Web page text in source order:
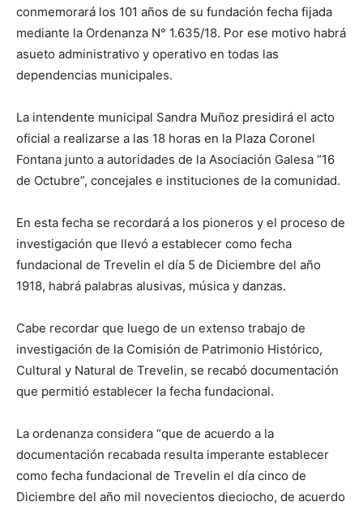
conmemorará los 101 años de su fundación fecha fijada
mediante la Ordenanza N° 1.635/18. Por ese motivo habrá
asueto administrativo y operativo en todas las
dependencias municipales.
La intendente municipal Sandra Muñoz presidirá el acto
oficial a realizarse a las 18 horas en la Plaza Coronel
Fontana junto a autoridades de la Asociación Galesa “16
de Octubre”, concejales e instituciones de la comunidad.
En esta fecha se recordará a los pioneros y el proceso de
investigación que llevó a establecer como fecha
fundacional de Trevelin el día 5 de Diciembre del año
1918, habrá palabras alusivas, música y danzas.
Cabe recordar que luego de un extenso trabajo de
investigación de la Comisión de Patrimonio Histórico,
Cultural y Natural de Trevelin, se recabó documentación
que permitió establecer la fecha fundacional.
La ordenanza considera “que de acuerdo a la
documentación recabada resulta imperante establecer
como fecha fundacional de Trevelin el día cinco de
Diciembre del año mil novecientos dieciocho, de acuerdo